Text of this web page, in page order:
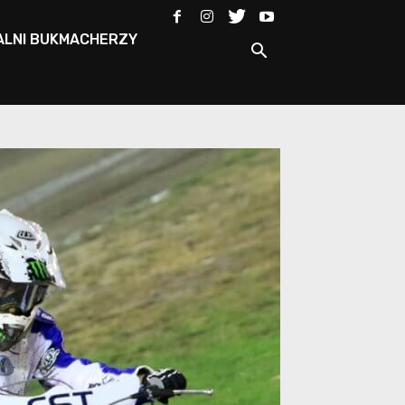
BUKMACHERZY